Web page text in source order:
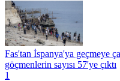
Fas'tan İspanya'ya geçmeye
göçmenlerin sayısı 57'ye çıktı
1